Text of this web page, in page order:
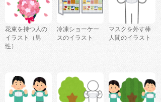
花束を持つ人の
イラスト（男
性）
冷凍ショーケー
スのイラスト
マスクを外す棒
人間のイラスト